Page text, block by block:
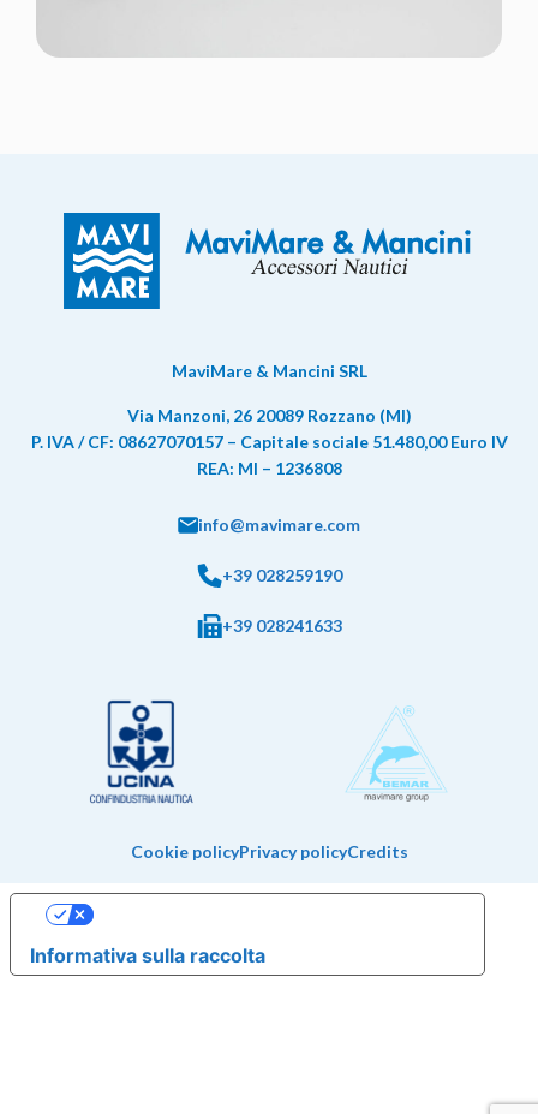
MaviMare & Mancini SRL
Via Manzoni, 26 20089 Rozzano (MI)
P. IVA / CF: 08627070157 – Capitale sociale 51.480,00 Euro IV
REA: MI – 1236808
info@mavimare.com
+39 028259190
+39 028241633
Cookie policyPrivacy policyCredits
Informativa sulla raccolta
Le tue preferenze relative alla privacy